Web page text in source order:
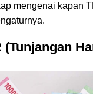
mengenai kapan
(Tunjangan